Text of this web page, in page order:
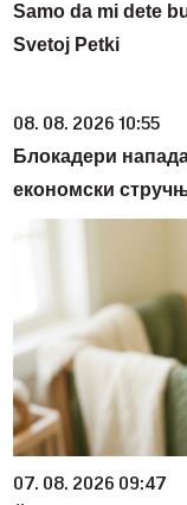
Samo da mi dete
Svetoj Petki
08. 08. 2026 10:55
Блокадери
економски
07. 08. 2026 09:47